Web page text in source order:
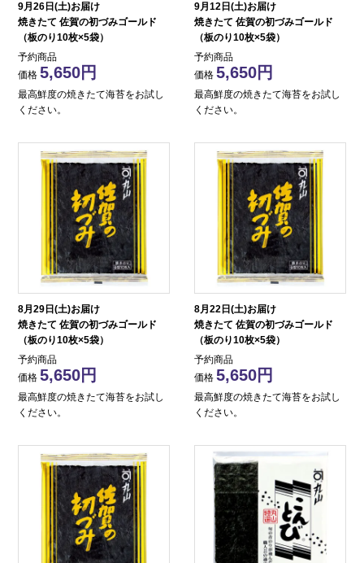
9月26日(土)お届け
焼きたて 佐賀の初づみゴールド
（板のり10枚×5袋）
予約商品
価格 5,650
最高鮮度の焼きたて海苔をお試し
ください。
9月12日(土)お届け
焼きたて 佐賀の初づみゴールド
（板のり10枚×5袋）
予約商品
価格 5,650
最高鮮度の焼きたて海苔をお試し
ください。
8月29日(土)お届け
焼きたて 佐賀の初づみゴールド
（板のり10枚×5袋）
予約商品
価格 5,650
最高鮮度の焼きたて海苔をお試し
ください。
8月22日(土)お届け
焼きたて 佐賀の初づみゴールド
（板のり10枚×5袋）
予約商品
価格 5,650
最高鮮度の焼きたて海苔をお試し
ください。